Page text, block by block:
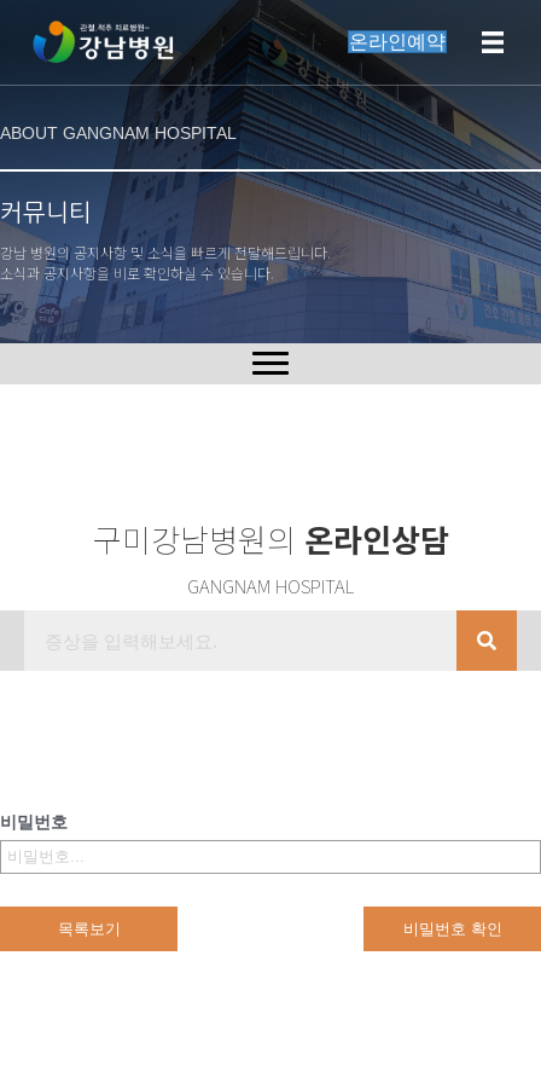
온라인예약
ABOUT GANGNAM HOSPITAL
커뮤니티
강남 병원의 공지사항 및 소식을 빠르게 전달해드립니다.
소식과 공지사항을 비로 확인하실 수 있습니다.
구미강남병원의 온라인상담
GANGNAM HOSPITAL
비밀번호
목록보기 비밀번호 확인